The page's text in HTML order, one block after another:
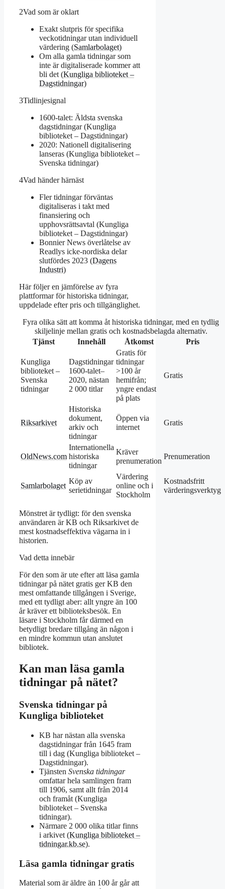
2Vad som är oklart
Exakt slutpris för specifika
veckotidningar utan individuell
värdering (Samlarbolaget)
Om alla gamla tidningar som
inte är digitaliserade kommer att
bli det (Kungliga biblioteket –
Dagstidningar)
3Tidlinjesignal
1600-talet: Äldsta svenska
dagstidningar (Kungliga
biblioteket – Dagstidningar)
2020: Nationell digitalisering
lanseras (Kungliga biblioteket –
Svenska tidningar)
4Vad händer härnäst
Fler tidningar förväntas
digitaliseras i takt med
finansiering och
upphovsrättsavtal (Kungliga
biblioteket – Dagstidningar)
Bonnier News överlåtelse av
Readlys icke-nordiska delar
slutfördes 2023 (Dagens
Industri)
Här följer en jämförelse av fyra
plattformar för historiska tidningar,
uppdelade efter pris och tillgänglighet.
Fyra olika sätt att komma åt historiska tidningar, med en tydlig
skiljelinje mellan gratis och kostnadsbelagda alternativ.
Tjänst
Innehåll Åtkomst Pris
Kungliga
biblioteket –
Svenska
tidningar
Dagstidningar
1600-talet–
2020, nästan
2 000 titlar
Gratis för
tidningar
>100 år
hemifrån;
yngre endast
på plats
Gratis
Riksarkivet
Historiska
dokument,
arkiv och
tidningar
Öppen via
internet
Gratis
OldNews.com
Internationella
historiska
tidningar
Kräver
prenumeration
Prenumeration
Samlarbolaget
Köp av
serietidningar
Värdering
online och i
Stockholm
Kostnadsfritt
värderingsverktyg
Mönstret är tydligt: för den svenska
användaren är KB och Riksarkivet de
mest kostnadseffektiva vägarna in i
historien.
Vad detta innebär
För den som är ute efter att läsa gamla
tidningar på nätet gratis ger KB den
mest omfattande tillgången i Sverige,
med ett tydligt aber: allt yngre än 100
år kräver ett biblioteksbesök. En
läsare i Stockholm får därmed en
betydligt bredare tillgång än någon i
en mindre kommun utan anslutet
bibliotek.
Kan man läsa gamla
tidningar på nätet?
Svenska tidningar på
Kungliga biblioteket
KB har nästan alla svenska
dagstidningar från 1645 fram
till i dag (Kungliga biblioteket –
Dagstidningar).
Tjänsten Svenska tidningar
omfattar hela samlingen fram
till 1906, samt allt från 2014
och framåt (Kungliga
biblioteket – Svenska
tidningar).
Närmare 2 000 olika titlar finns
i arkivet (Kungliga biblioteket –
tidningar.kb.se).
Läsa gamla tidningar gratis
Material som är äldre än 100 år går att